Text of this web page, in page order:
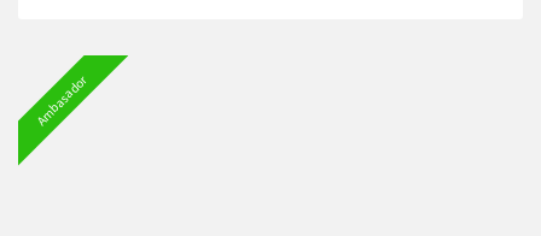
przystosowany do całorocznego wynajmu. Poranną kawę
i wieczorne wino można sączyć na tarasie, z którego
widok rozpościera się na Bałtów.
Ambasador